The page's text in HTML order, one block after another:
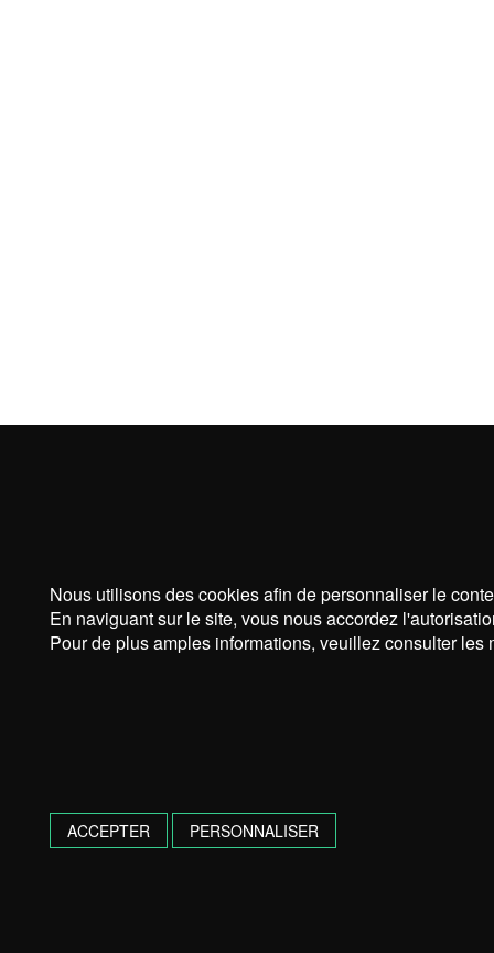
Nous utilisons des cookies afin de personnaliser le
En naviguant sur le site, vous nous accordez
Pour de plus amples informations, veuillez consulter les
ACCEPTER PERSONNALISER